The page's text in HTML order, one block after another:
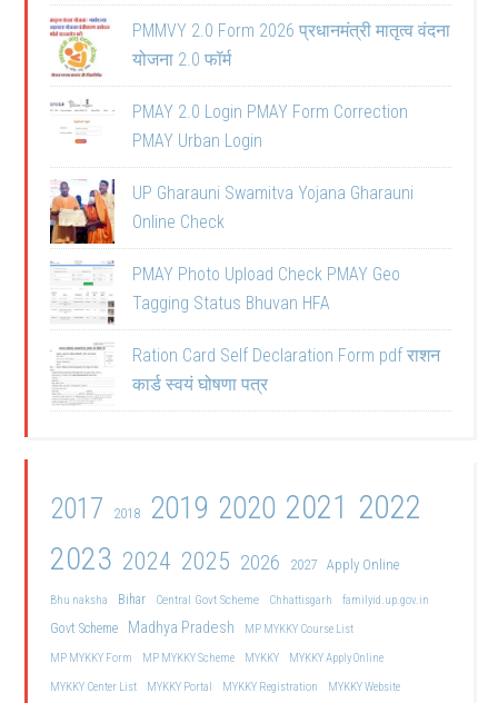
PMMVY 2.0 Form 2026 प्रधानमंत्री मातृत्व वंदना
योजना 2.0 फॉर्म
PMAY 2.0 Login PMAY Form Correction
PMAY Urban Login
UP Gharauni Swamitva Yojana Gharauni
Online Check
PMAY Photo Upload Check PMAY Geo
Tagging Status Bhuvan HFA
Ration Card Self Declaration Form pdf राशन
कार्ड स्वयं घोषणा पत्र
2017 2018 2019 2020 2021 2022
2023 2024 2025 2026 2027 Apply Online
Bhu naksha Bihar Central Govt Scheme Chhattisgarh familyid.up.gov.in
Govt Scheme Madhya Pradesh
MP MYKKY Course List
MP MYKKY Form
MP MYKKY Scheme MYKKY
MYKKY Apply Online
MYKKY Center List
MYKKY Portal MYKKY Registration
MYKKY Website